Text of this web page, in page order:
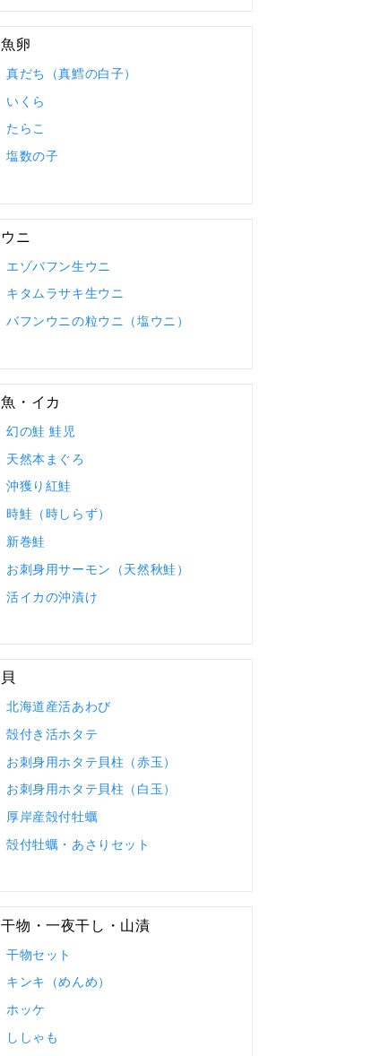
魚卵
真だち（真鱈の白子）
いくら
たらこ
塩数の子
ウニ
エゾバフン生ウニ
キタムラサキ生ウニ
バフンウニの粒ウニ（塩ウニ）
魚・イカ
幻の鮭 鮭児
天然本まぐろ
沖獲り紅鮭
時鮭（時しらず）
新巻鮭
お刺身用サーモン（天然秋鮭）
活イカの沖漬け
貝
北海道産活あわび
殻付き活ホタテ
お刺身用ホタテ貝柱（赤玉）
お刺身用ホタテ貝柱（白玉）
厚岸産殻付牡蠣
殻付牡蠣・あさりセット
干物・一夜干し・山漬
干物セット
キンキ（めんめ）
ホッケ
ししゃも